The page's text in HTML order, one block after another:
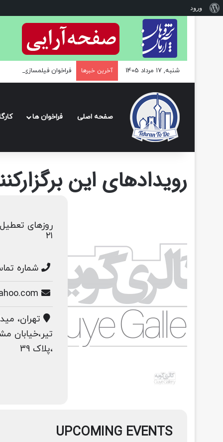
درباره
ورود
شنبه, 17 مرداد 1405 آخرین خبرها فراخوان فیلمسازی Uranium Film Festival 2025
صفحه اصلی فراخوان ها
رویدادهای این
۲۱
شماره تماس:
تهران،
تیر،خیابان
،پلاک 39
UPCOMING EVENTS